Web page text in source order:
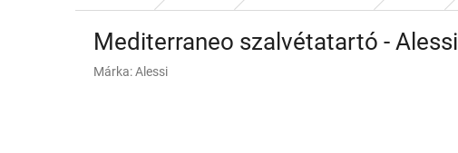
Mediterraneo szalvétatartó - Alessi
Márka:Alessi